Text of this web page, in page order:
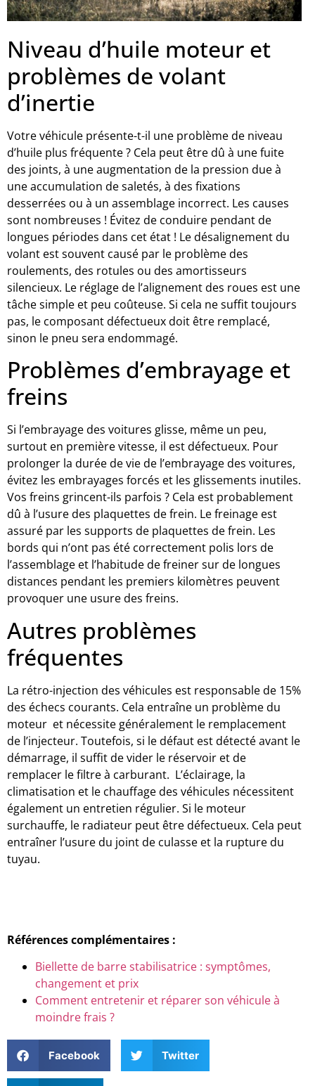
Niveau d’huile moteur et
problèmes de volant
d’inertie
Votre véhicule présente-t-il une problème de niveau
d’huile plus fréquente ? Cela peut être dû à une fuite
des joints, à une augmentation de la pression due à
une accumulation de saletés, à des fixations
desserrées ou à un assemblage incorrect. Les causes
sont nombreuses ! Évitez de conduire pendant de
longues périodes dans cet état ! Le désalignement du
volant est souvent causé par le problème des
roulements, des rotules ou des amortisseurs
silencieux. Le réglage de l’alignement des roues est une
tâche simple et peu coûteuse. Si cela ne suffit toujours
pas, le composant défectueux doit être remplacé,
sinon le pneu sera endommagé.
Problèmes d’embrayage et
freins
Si l’embrayage des voitures glisse, même un peu,
surtout en première vitesse, il est défectueux. Pour
prolonger la durée de vie de l’embrayage des voitures,
évitez les embrayages forcés et les glissements inutiles.
Vos freins grincent-ils parfois ? Cela est probablement
dû à l’usure des plaquettes de frein. Le freinage est
assuré par les supports de plaquettes de frein. Les
bords qui n’ont pas été correctement polis lors de
l’assemblage et l’habitude de freiner sur de longues
distances pendant les premiers kilomètres peuvent
provoquer une usure des freins.
Autres problèmes
fréquentes
La rétro-injection des véhicules est responsable de 15%
des échecs courants. Cela entraîne un problème du
moteur et nécessite généralement le remplacement
de l’injecteur. Toutefois, si le défaut est détecté avant le
démarrage, il suffit de vider le réservoir et de
remplacer le filtre à carburant. L’éclairage, la
climatisation et le chauffage des véhicules nécessitent
également un entretien régulier. Si le moteur
surchauffe, le radiateur peut être défectueux. Cela peut
entraîner l’usure du joint de culasse et la rupture du
tuyau.
Références complémentaires :
Biellette de barre stabilisatrice : symptômes,
changement et prix
Comment entretenir et réparer son véhicule à
moindre frais ?
Facebook Twitter